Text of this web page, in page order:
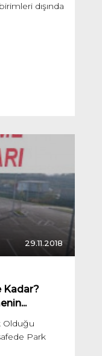
dışında
29.11.2018
Kadar?
Olduğu
Park